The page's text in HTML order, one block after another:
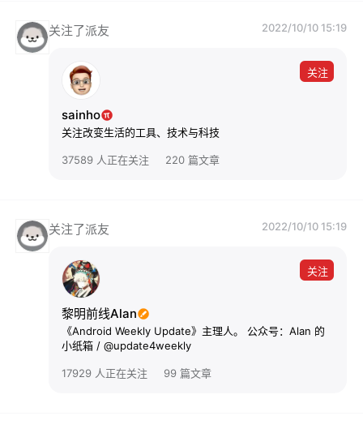
关注了派友 2022/10/10 15:19
关注
sainho
关注改变生活的工具、技术与科技
37589 人正在关注 220 篇文章
关注了派友 2022/10/10 15:19
关注
黎明前线Alan
《Android Weekly Update》主理人。 公众号：Alan 的
小纸箱 / @update4weekly
17929 人正在关注 99 篇文章